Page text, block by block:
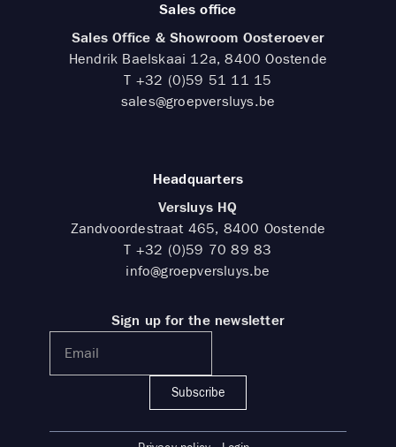
Sales office
Sales Office & Showroom Oosteroever
Hendrik Baelskaai 12a, 8400 Oostende
T +32 (0)59 51 11 15
sales@groepversluys.be
Headquarters
Versluys HQ
Zandvoordestraat 465, 8400 Oostende
T +32 (0)59 70 89 83
info@groepversluys.be
Sign up for the newsletter
Subscribe